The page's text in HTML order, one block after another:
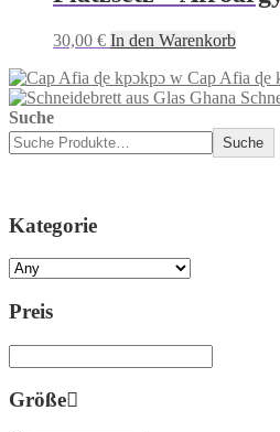
30,00 € In den Warenkorb
Cap Afia ɖe
Suche
Suche
Kategorie
Preis
Größe